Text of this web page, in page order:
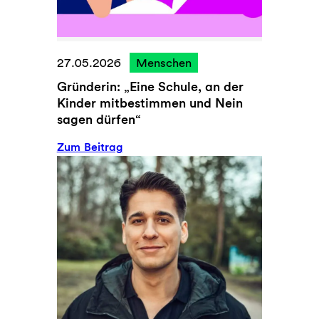
m
u
n
f
t
g
e
s
t
a
l
t
e
n
27.05.2026 Menschen
Gründerin: „Eine Schule, an der
Kinder mitbestimmen und Nein
sagen dürfen“
Zum Beitrag:
G
r
ü
n
d
e
r
i
n